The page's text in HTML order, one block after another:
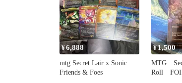
¥6,888
mtg Secret Lair x Sonic
Friends & Foes
¥1,500
MTG
Roll